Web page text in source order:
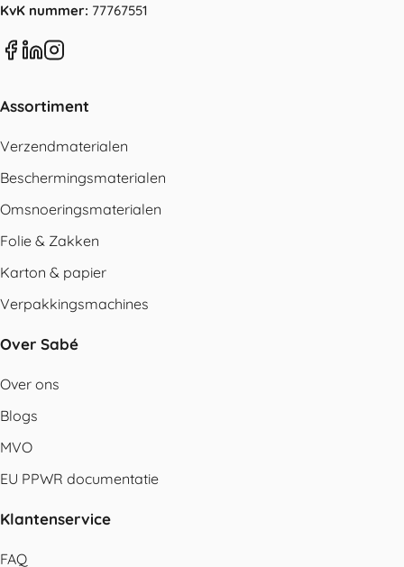
KvK nummer: 77767551
Assortiment
Verzendmaterialen
Beschermingsmaterialen
Omsnoeringsmaterialen
Folie & Zakken
Karton & papier
Verpakkingsmachines
Over Sabé
Over ons
Blogs
MVO
EU PPWR documentatie
Klantenservice
FAQ